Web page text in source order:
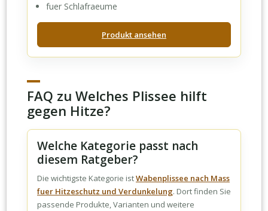
fuer Schlafraeume
Produkt ansehen
FAQ zu Welches Plissee hilft
gegen Hitze?
Welche Kategorie passt nach
diesem Ratgeber?
Die wichtigste Kategorie istWabenplissee nach Mass
fuer Hitzeschutz und Verdunkelung. Dort finden Sie
passende Produkte, Varianten und weitere